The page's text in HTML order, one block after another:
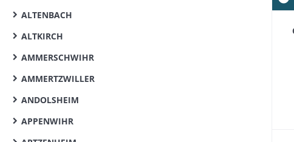
ALTENBACH
ALTKIRCH
AMMERSCHWIHR
AMMERTZWILLER
ANDOLSHEIM
APPENWIHR